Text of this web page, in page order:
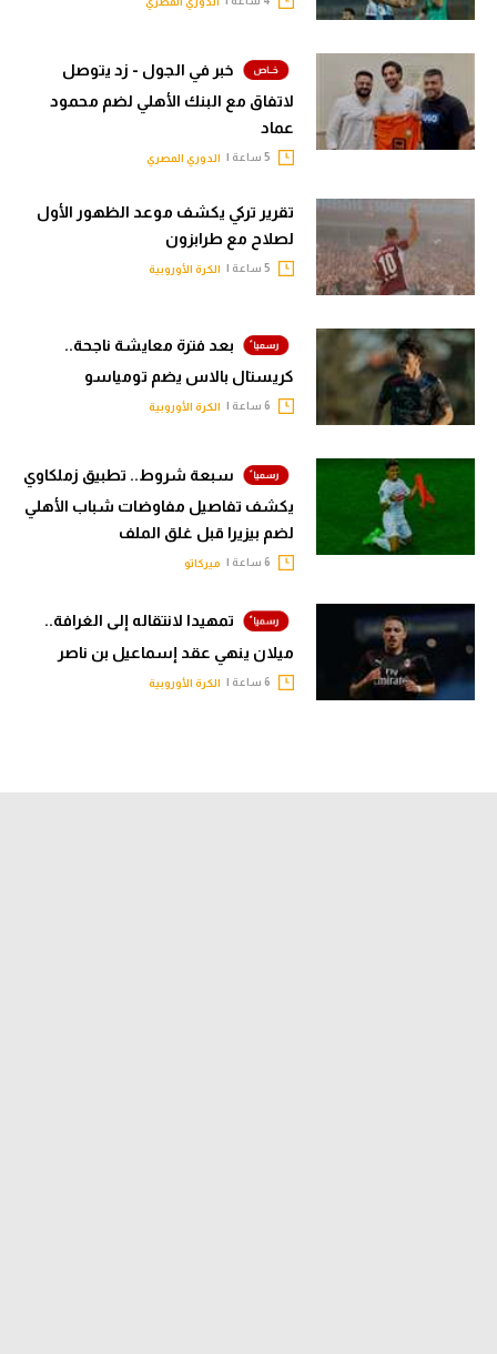
خبر في الجول - زد يتوصل
لاتفاق مع البنك الأهلي لضم محمود
عماد
الدوري المصري
تقرير تركي يكشف موعد الظهور الأول
لصلاح مع طرابزون
الكرة الأوروبية
بعد فترة معايشة ناجحة..
كريستال بالاس يضم تومياسو
الكرة الأوروبية
سبعة شروط.. تطبيق زملكاوي
يكشف تفاصيل مفاوضات شباب الأهلي
لضم بيزيرا قبل غلق الملف
ميركاتو
تمهيدا لانتقاله إلى الغرافة..
ميلان ينهي عقد إسماعيل بن ناصر
الكرة الأوروبية